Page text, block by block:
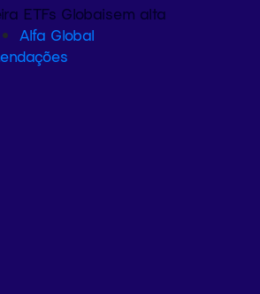
ETFs Globaisem alta
Alfa Global